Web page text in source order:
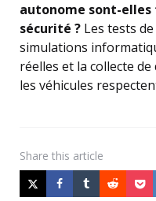
autonome sont-
sécurité ? Les tests
simulations
réelles et la collecte
les véhicules
Share this article